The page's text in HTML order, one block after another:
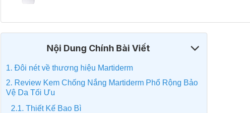
Nội Dung Chính Bài Viết
1. Đôi nét về thương hiệu Martiderm
2. Review Kem Chống Nắng Martiderm Phổ Rộng Bảo
Vệ Da Tối Ưu
2.1. Thiết Kế Bao Bì